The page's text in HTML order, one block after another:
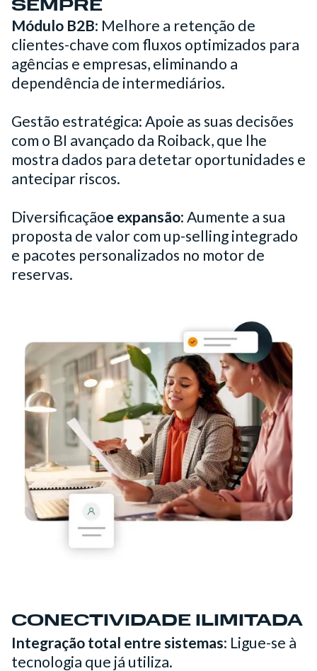
SEMPRE
Módulo B2B: Melhore a retenção de
clientes-chave com fluxos optimizados para
agências e empresas, eliminando a
dependência de intermediários.
‍Gestão estratégica:Apoie as suas decisões
com o BI avançado da Roiback, que lhe
mostra dados para detetar oportunidades e
antecipar riscos.
‍Diversificaçãoe expansão: Aumente a sua
proposta de valor com up-selling integrado
e pacotes personalizados no motor de
reservas.
CONECTIVIDADE ILIMITADA
Integração total entre sistemas: Ligue-se à
tecnologia que já utiliza.